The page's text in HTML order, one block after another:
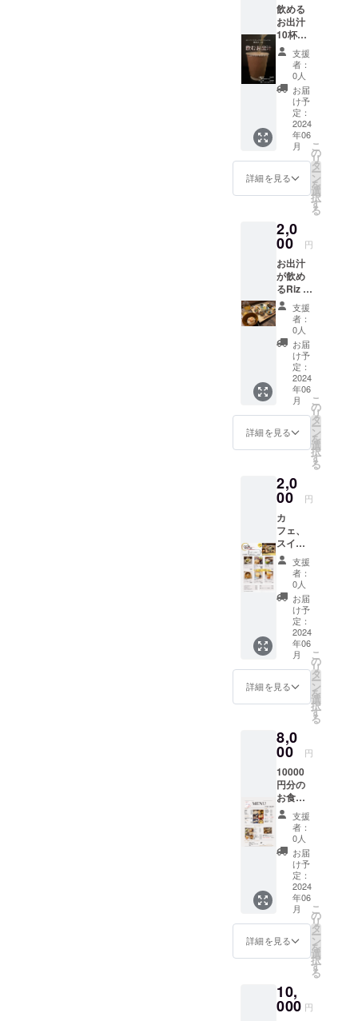
飲める
お出汁
10杯分
チケッ
ト
(2000〜
2500円
相当) ブ
レン
ド、一
番出
汁、ど
ちらに
もご使
用いた
だけま
効期
限
2026年
6月末
支援
者：
0人
お届
け予
定：
2024
年06
月
詳細を見る
こ
の
リ
タ
ー
ン
を
選
択
す
る
2,0
00 円
お出汁
が飲め
るRiz le
Lien.(リ
ルリア
ン)プ
レート
(2000
円)のお
食事券
とご来
店いた
だいた
際にお
土産(お
むすび6
お持ち
帰りい
ただけ
る券。
有効期
間
2026
年 6月
支援
者：
0人
お届
け予
定：
2024
年06
月
詳細を見る
こ
の
リ
タ
ー
ン
を
選
択
す
る
2,0
00 円
カ
フェ、
スイー
ツにご
使用い
ただけ
るお食
事券
(3000
円)相当
※お釣り
は出ま
す。 有
効期
限
2026
末
支援
者：
0人
お届
け予
定：
2024
年06
月
詳細を見る
こ
の
リ
タ
ー
ン
を
選
択
す
る
8,0
00 円
10000
円分の
お食事
券 1000
円の10
枚綴
り。お
釣りも
出ま
す。 御
礼のお
手紙を
添えて
お送り
させて
いただ
す。 有
効期
限
支援
者：
0人
お届
け予
定：
2024
年06
月
詳細を見る
こ
の
リ
タ
ー
ン
を
選
択
す
る
10,
000 円